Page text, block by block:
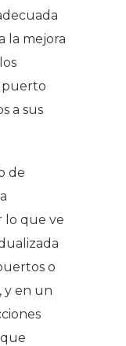
la mejora
puerto
a sus
de
lo que ve
o
y en un